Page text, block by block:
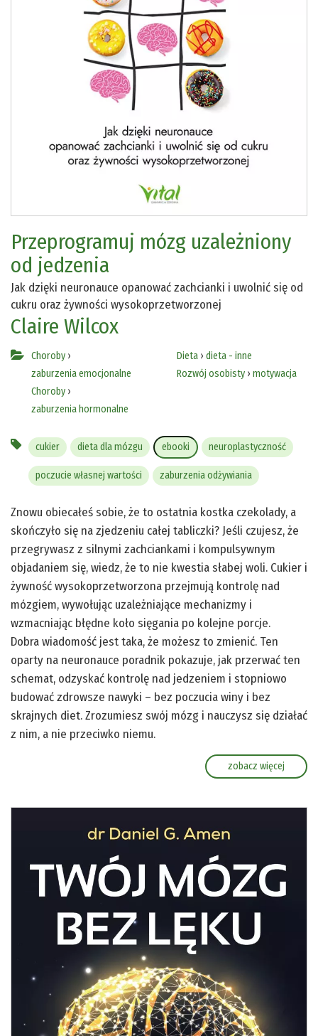
Przeprogramuj mózg uzależniony
od jedzenia
Jak dzięki neuronauce opanować zachcianki i uwolnić się od
cukru oraz żywności wysokoprzetworzonej
Claire Wilcox
Choroby ›
zaburzenia emocjonalne
Choroby ›
zaburzenia hormonalne
Dieta› dieta - inne
Rozwój osobisty› motywacja
cukier dieta dla mózgu ebooki neuroplastyczność
poczucie własnej wartości zaburzenia odżywiania
Znowu obiecałeś sobie, że to ostatnia kostka czekolady, a
skończyło się na zjedzeniu całej tabliczki? Jeśli czujesz, że
przegrywasz z silnymi zachciankami i kompulsywnym
objadaniem się, wiedz, że to nie kwestia słabej woli. Cukier i
żywność wysokoprzetworzona przejmują kontrolę nad
mózgiem, wywołując uzależniające mechanizmy i
wzmacniając błędne koło sięgania po kolejne porcje.
Dobra wiadomość jest taka, że możesz to zmienić. Ten
oparty na neuronauce poradnik pokazuje, jak przerwać ten
schemat, odzyskać kontrolę nad jedzeniem i stopniowo
budować zdrowsze nawyki – bez poczucia winy i bez
skrajnych diet. Zrozumiesz swój mózg i nauczysz się działać
z nim, a nie przeciwko niemu.
zobacz więcej